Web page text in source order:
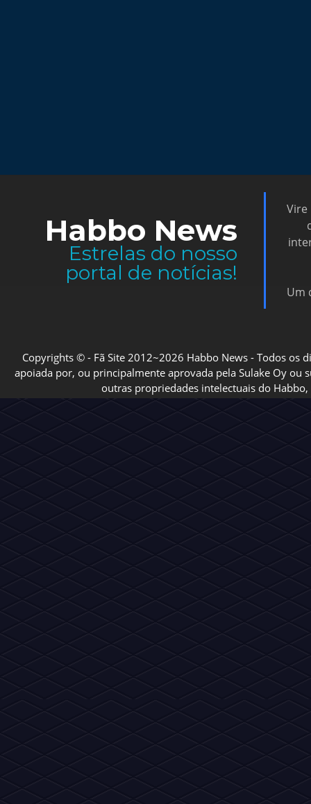
Habbo News
Estrelas do nosso
portal de notícias!
Vire
Um
Copyrights © - Fã Site 2012~2026 Habbo News - Todos os
apoiada por, ou principalmente aprovada pela Sulake Oy ou
outras propriedades intelectuais do